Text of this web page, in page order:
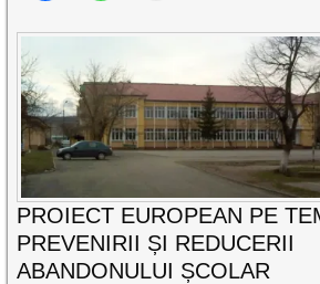
PROIECT EUROPEAN PE
PREVENIRII ȘI REDUCERII
ABANDONULUI ȘCOLAR